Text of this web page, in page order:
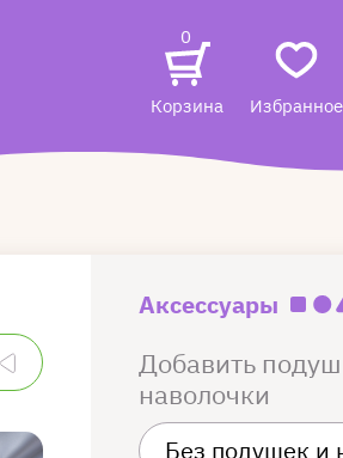
0
Корзина Избранное
Аксессуары
Добавить
наволочки